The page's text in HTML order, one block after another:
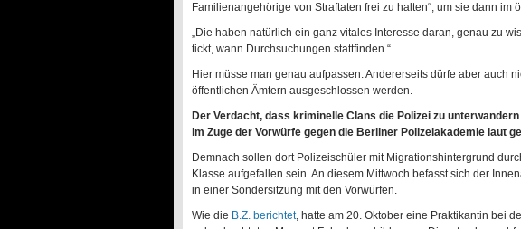
Familienangehörige von Straftaten frei zu halten“, um sie dann
„Die haben natürlich ein ganz vitales Interesse daran, genau zu
tickt, wann Durchsuchungen stattfinden.“
Hier müsse man genau aufpassen. Andererseits dürfe aber auch
öffentlichen Ämtern ausgeschlossen werden.
Der Verdacht, dass kriminelle Clans die Polizei zu
im Zuge der Vorwürfe gegen die Berliner Polizeiakademie laut
Demnach sollen dort Polizeischüler mit Migrationshintergrund
Klasse aufgefallen sein. An diesem Mittwoch befasst sich der
in einer Sondersitzung mit den Vorwürfen.
Wie die B.Z. berichtet, hatte am 20. Oktober eine Praktikantin bei